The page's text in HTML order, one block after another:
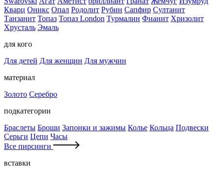
Кварц Оникс Опал Родолит Рубин Сапфир Султанит
Танзанит Топаз Топаз London Турмалин Фианит Хризолит
Хрусталь Эмаль
для кого
Для детей Для женщин Для мужчин
материал
Золото Серебро
подкатегории
Браслеты Броши Запонки и зажимы Колье Кольца Подвески
Серьги Цепи Часы
Все пирсинги
вставки